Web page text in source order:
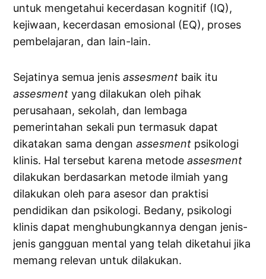
untuk mengetahui kecerdasan kognitif (IQ),
kejiwaan, kecerdasan emosional (EQ), proses
pembelajaran, dan lain-lain.
Sejatinya semua jenisassesment baik itu
assesment yang dilakukan oleh pihak
perusahaan, sekolah, dan lembaga
pemerintahan sekali pun termasuk dapat
dikatakan sama denganassesment psikologi
klinis. Hal tersebut karena metodeassesment
dilakukan berdasarkan metode ilmiah yang
dilakukan oleh para asesor dan praktisi
pendidikan dan psikologi. Bedany, psikologi
klinis dapat menghubungkannya dengan jenis-
jenis gangguan mental yang telah diketahui jika
memang relevan untuk dilakukan.